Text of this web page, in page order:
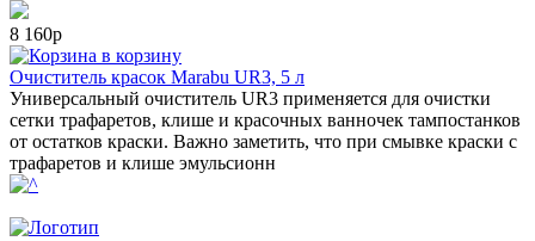
8 160р
в корзину
Очиститель красок Marabu UR3, 5 л
Универсальный очиститель UR3 применяется для очистки
сетки трафаретов, клише и красочных ванночек тампостанков
от остатков краски. Важно заметить, что при смывке краски с
трафаретов и клише эмульсионн